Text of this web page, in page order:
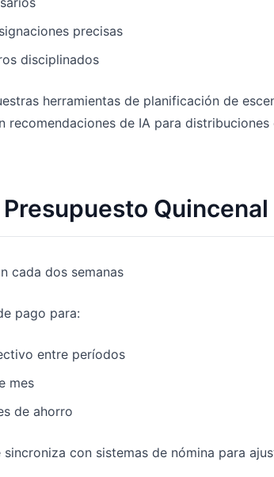
precisas
disciplinados
herramientas de planificación de
recomendaciones de IA para distribuciones
Quincenal
cada dos semanas
pago para:
entre períodos
mes
de ahorro
sincroniza con sistemas de nómina para